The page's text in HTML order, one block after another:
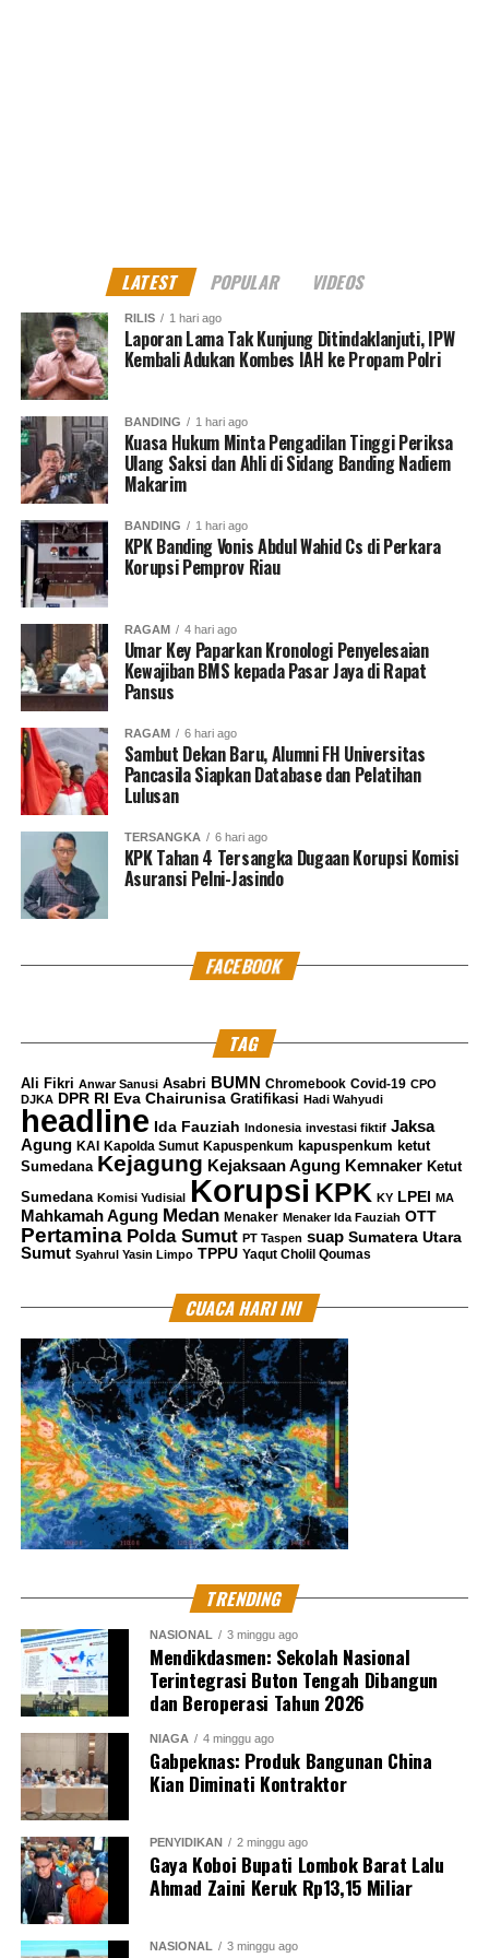
LATEST POPULAR VIDEOS
RILIS 1 hari ago
Laporan Lama Tak Kunjung Ditindaklanjuti, IPW
Kembali Adukan Kombes IAH ke Propam Polri
BANDING 1 hari ago
Kuasa Hukum Minta Pengadilan Tinggi Periksa
Ulang Saksi dan Ahli di Sidang Banding Nadiem
Makarim
BANDING 1 hari ago
KPK Banding Vonis Abdul Wahid Cs di Perkara
Korupsi Pemprov Riau
RAGAM 4 hari ago
Umar Key Paparkan Kronologi Penyelesaian
Kewajiban BMS kepada Pasar Jaya di Rapat
Pansus
RAGAM 6 hari ago
Sambut Dekan Baru, Alumni FH Universitas
Pancasila Siapkan Database dan Pelatihan
Lulusan
TERSANGKA 6 hari ago
KPK Tahan 4 Tersangka Dugaan Korupsi Komisi
Asuransi Pelni-Jasindo
FACEBOOK
TAG
Ali Fikri Anwar Sanusi Asabri BUMN Chromebook Covid-19 CPO
DJKA DPR RI Eva Chairunisa Gratifikasi Hadi Wahyudi
headline Ida Fauziah Indonesia investasi fiktif Jaksa
Agung KAI Kapolda Sumut Kapuspenkum kapuspenkum ketut
Sumedana Kejagung Kejaksaan Agung Kemnaker Ketut
Sumedana Komisi Yudisial Korupsi KPK KY LPEI MA
Mahkamah Agung Medan Menaker Menaker Ida Fauziah OTT
Pertamina Polda Sumut PT Taspen suap Sumatera Utara
Sumut Syahrul Yasin Limpo TPPU Yaqut Cholil Qoumas
CUACA HARI INI
TRENDING
NASIONAL 3 minggu ago
Mendikdasmen: Sekolah Nasional
Terintegrasi Buton Tengah Dibangun
dan Beroperasi Tahun 2026
NIAGA 4 minggu ago
Gabpeknas: Produk Bangunan China
Kian Diminati Kontraktor
PENYIDIKAN 2 minggu ago
Gaya Koboi Bupati Lombok Barat Lalu
Ahmad Zaini Keruk Rp13,15 Miliar
NASIONAL 3 minggu ago